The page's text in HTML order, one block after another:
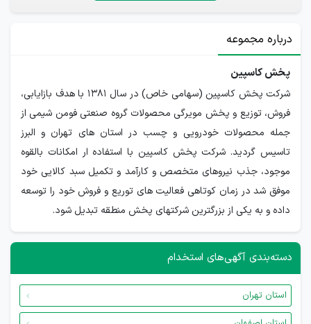
درباره مجموعه
پخش کاسپین
شرکت پخش کاسپین (سهامی خاص) در سال 1381 با هدف بازایابی،
فروش، توزیع و پخش مویرگی محصولات گروه صنعتی فومن شیمی از
جمله محصولات خودرویی و چسب در استان های تهران و البرز
تاسیس گردید. شرکت پخش کاسپین با استفاده ار امکانات بالقوه
موجود، جذب نیروهای متخصص و کارآمد و تکمیل سبد کالایی خود
موفق شد در زمان کوتاهی فعالیت های توریع و فروش خود را توسعه
داده و به یکی از بزرگترین شرکتهای پخش منطقه تبدیل شود.
دسته‌بندی آگهی‌های استخدام
استان تهران